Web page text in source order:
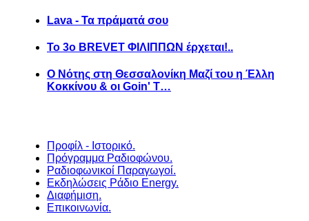
Lava - Τα πράματά σου
Το 3ο BREVET ΦΙΛΙΠΠΩΝ έρχεται!..
Ο Νότης στη Θεσσαλονίκη Μαζί του η Έλλη
Κοκκίνου & οι Goin' T…
Προφίλ - Ιστορικό.
Πρόγραμμα Ραδιοφώνου.
Ραδιοφωνικοί Παραγωγοί.
Εκδηλώσεις Ράδιο Energy.
Διαφήμιση.
Επικοινωνία.